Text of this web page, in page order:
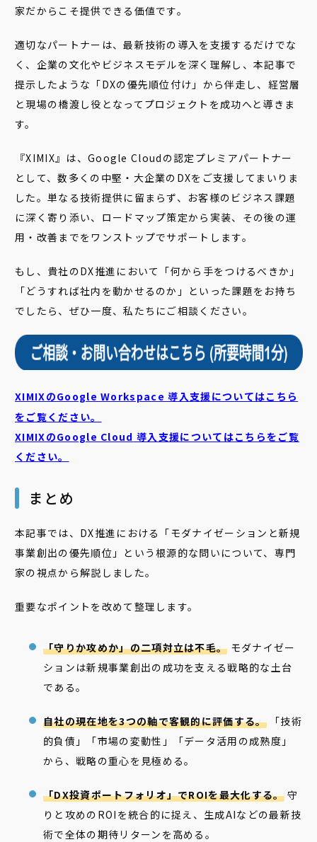
家だからこそ提供できる価値です。
適切なパートナーは、最新技術の導入を支援するだけでな
く、企業の文化やビジネスモデルを深く理解し、本記事で
提示したような「DXの優先順位付け」から伴走し、経営層
と現場の橋渡し役となってプロジェクトを成功へと導きま
す。
『XIMIX』は、Google Cloudの認定プレミアパートナー
として、数多くの中堅・大企業のDXをご支援してまいりま
した。単なる技術提供に留まらず、お客様のビジネス課題
に深く寄り添い、ロードマップ策定から実装、その後の運
用・改善までをワンストップでサポートします。
もし、貴社のDX推進において「何から手をつけるべきか」
「どうすれば社内を動かせるのか」といった課題をお持ち
でしたら、ぜひ一度、私たちにご相談ください。
XIMIXのGoogle Workspace 導入支援についてはこちら
をご覧ください。
XIMIXのGoogle Cloud 導入支援についてはこちらをご覧
ください。
まとめ
本記事では、DX推進における「モダナイゼーションと新規
事業創出の優先順位」という根源的な問いについて、専門
家の視点から解説しました。
重要なポイントを改めて整理します。
「守りか攻めか」の二項対立は不毛。 モダナイゼー
ションは新規事業創出の成功を支える戦略的な土台
である。
自社の現在地を3つの軸で客観的に評価する。「技術
的負債」「市場の変動性」「データ活用の成熟度」
から、戦略の重心を見極める。
「DX投資ポートフォリオ」でROIを最大化する。守
りと攻めのROIを統合的に捉え、生成AIなどの最新技
術で全体の期待リターンを高める。